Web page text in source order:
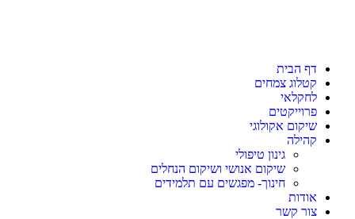
דף הבית
קטלוג צמחים
לחקלאי
פרוייקטים
שיקום אקולוגי
קהילה
גינון טיפולי
שיקום אנושי ושיקום הנחלים
חינוך- מפגשים עם תלמידים
אודות
צור קשר